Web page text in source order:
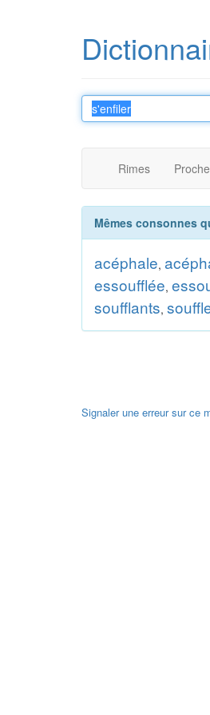
Rimes
Mêmes consonnes
acéphale,
essoufflée,
soufflants,
Signaler une erreur sur ce